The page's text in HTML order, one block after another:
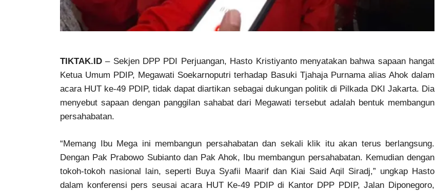
TIKTAK.ID – Sekjen DPP PDI Perjuangan, Hasto Kristiyanto menyatakan bahwa sapaan hangat
Ketua Umum PDIP, Megawati Soekarnoputri terhadap Basuki Tjahaja Purnama alias Ahok dalam
acara HUT ke-49 PDIP, tidak dapat diartikan sebagai dukungan politik di Pilkada DKI Jakarta. Dia
menyebut sapaan dengan panggilan sahabat dari Megawati tersebut adalah bentuk membangun
persahabatan.
“Memang Ibu Mega ini membangun persahabatan dan sekali klik itu akan terus berlangsung.
Dengan Pak Prabowo Subianto dan Pak Ahok, Ibu membangun persahabatan. Kemudian dengan
tokoh-tokoh nasional lain, seperti Buya Syafii Maarif dan Kiai Said Aqil Siradj,” ungkap Hasto
dalam konferensi pers seusai acara HUT Ke-49 PDIP di Kantor DPP PDIP, Jalan Diponegoro,